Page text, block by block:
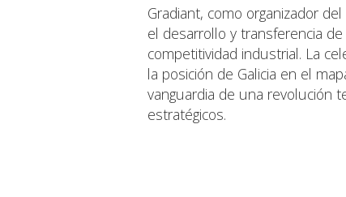
Gradiant, como organizador
el desarrollo y transferencia de
competitividad industrial. La
la posición de Galicia en el
vanguardia de una revolución
estratégicos.